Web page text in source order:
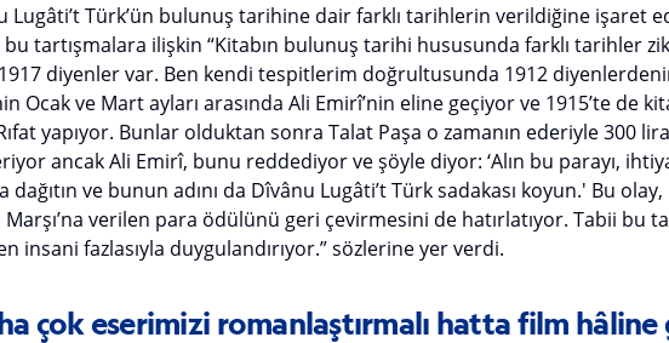
Lugâti’t Türk’ün bulunuş tarihine dair farklı tarihlerin verildiğine işaret
bu tartışmalara ilişkin “Kitabın bulunuş tarihi hususunda farklı tarihler
diyenler var. Ben kendi tespitlerim doğrultusunda 1912
Ocak ve Mart ayları arasında Ali Emirî’nin eline geçiyor ve 1915’te de
yapıyor. Bunlar olduktan sonra Talat Paşa o zamanın ederiyle 300
ancak Ali Emirî, bunu reddediyor ve şöyle diyor: ‘Alın bu parayı,
dağıtın ve bunun adını da Dîvânu Lugâti’t Türk sadakası koyun.' Bu
verilen para ödülünü geri çevirmesini de hatırlatıyor. Tabii bu
insani fazlasıyla duygulandırıyor.” sözlerine yer verdi.
çok eserimizi romanlaştırmalı hatta film